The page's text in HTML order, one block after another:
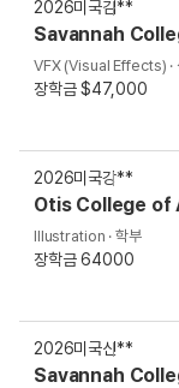
2026미국김**
Savannah
VFX (Visual Effects) ·
장학금 $47,000
2026미국강**
Otis College of
Illustration · 학부
장학금 64000
2026미국신**
Savannah